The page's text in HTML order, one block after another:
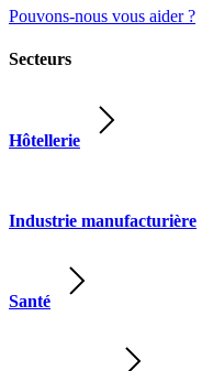
Pouvons-nous vous aider ?
Secteurs
Hôtellerie
Industrie manufacturière
Santé